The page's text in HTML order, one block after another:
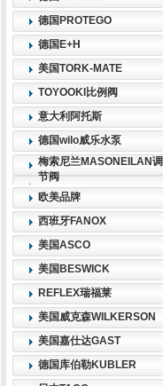
德国PROTEGO
德国E+H
美国TORK-MATE
TOYOOKI比例阀
意大利阿托斯
德国wilo威乐水泵
梅索尼兰MASONEILAN调
节阀
欧美品牌
西班牙FANOX
美国ASCO
美国BESWICK
REFLEX瑞福莱
美国威克森WILKERSON
美国嘉仕达GAST
德国库伯勒KUBLER